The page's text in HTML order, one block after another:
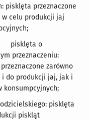
pisklęta przeznaczone
w celu produkcji jaj
o
przeznaczeniu:
zarówno
i do produkcji jaj, jak i
konsumpcyjnych;
pisklęta
piskląt